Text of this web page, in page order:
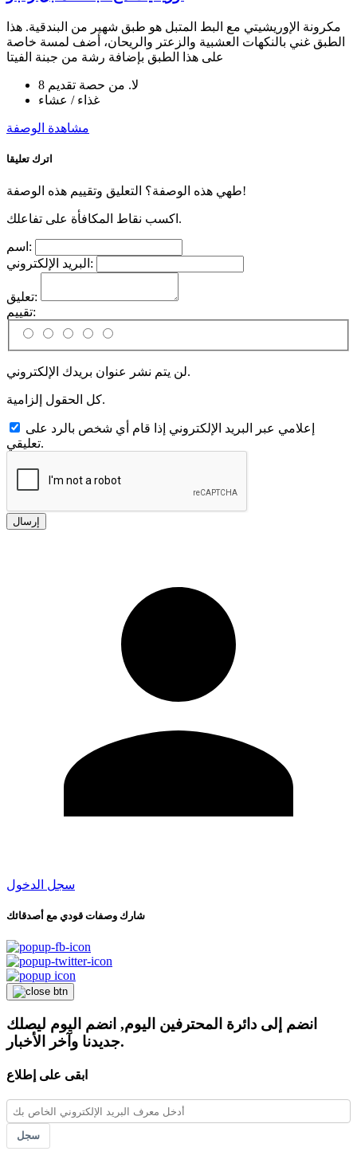
مكرونة الإوريشيتي مع البط المتبل هو طبق شهير من البندقية. هذا
الطبق غني بالنكهات العشبية والزعتر والريحان، أضف لمسة خاصة
على هذا الطبق بإضافة رشة من جبنة الفيتا
لا. من حصة تقديم 8
غذاء / عشاء
مشاهدة الوصفة
اترك تعليقا
طهي هذه الوصفة؟ التعليق وتقييم هذه الوصفة!
اكسب نقاط المكافأة على تفاعلك.
اسم:
البريد الإلكتروني:
تعليق:
تقييم:
لن يتم نشر عنوان بريدك الإلكتروني.
كل الحقول إلزامية.
إعلامي عبر البريد الإلكتروني إذا قام أي شخص بالرد على
تعليقي.
إرسال
سجل الدخول
شارك وصفات قودي مع أصدقائك
انضم إلى دائرة المحترفين اليوم, انضم اليوم ليصلك
جديدنا وآخر الأخبار.
ابقى على إطلاع
سجل